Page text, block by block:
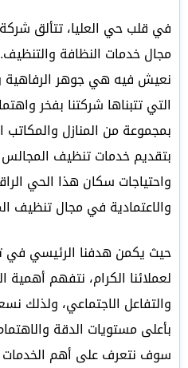
في قلب حي العليا، تتألق
مجال خدمات النظافة
نعيش فيه هي جوهر الرفاهية
التي تتبناها شركتنا بفخر
بمجموعة من المنازل والمكاتب
بتقديم خدمات تنظيف
واحتياجات سكان هذا الحي
والاعتمادية في مجال تنظيف
حيث يكمن هدفنا الرئيسي في
لعملائنا الكرام، نتفهم
والتفاعل الاجتماعي، ولذلك
بأعلى مستويات الدقة
سوف نتعرف على أهم الخدمات